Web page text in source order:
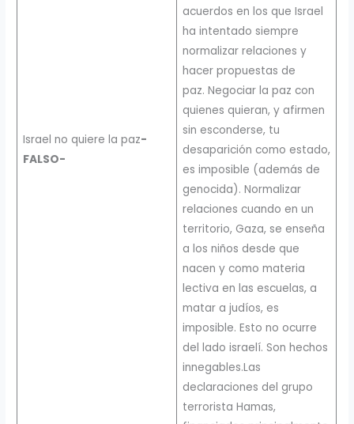
Israel no quiere la paz-
FALSO-
acuerdos en los que Israel
ha intentado siempre
normalizar relaciones y
hacer propuestas de
paz. Negociar la paz con
quienes quieran, y afirmen
sin esconderse, tu
desaparición como estado,
es imposible (además de
genocida). Normalizar
relaciones cuando en un
territorio, Gaza, se enseña
a los niños desde que
nacen y como materia
lectiva en las escuelas, a
matar a judíos, es
imposible. Esto no ocurre
del lado israelí. Son hechos
innegables.Las
declaraciones del grupo
terrorista Hamas,